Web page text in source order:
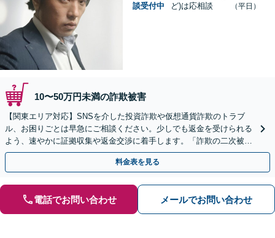
談受付中
ど)は応相談
（平日）
10〜50万円未満の詐欺被害
【関東エリア対応】SNSを介した投資詐欺や仮想通貨詐欺のトラブ
ル、お困りごとは早急にご相談ください。少しでも返金を受けられる
よう、速やかに証拠収集や返金交渉に着手します。「詐欺の二次被
害」のご相談も対応します【初回相談無料】【Web相談可】
料金表を見る
電話でお問い合わせ メールでお問い合わせ